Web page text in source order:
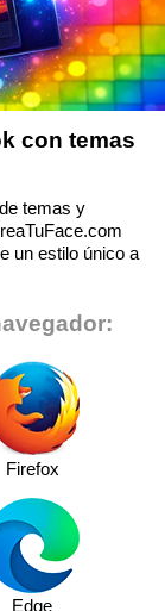
con temas
temas y
un estilo único a
Firefox
Edge